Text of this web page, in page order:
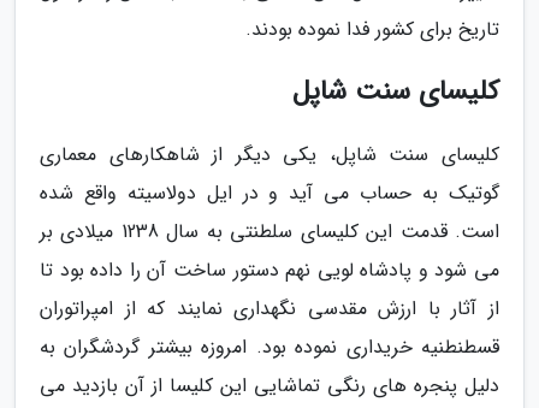
تاریخ برای کشور فدا نموده بودند.
کلیسای سنت شاپل
کلیسای سنت شاپل، یکی دیگر از شاهکارهای معماری
گوتیک به حساب می آید و در ایل دولاسیته واقع شده
است. قدمت این کلیسای سلطنتی به سال 1238 میلادی بر
می شود و پادشاه لویی نهم دستور ساخت آن را داده بود تا
از آثار با ارزش مقدسی نگهداری نمایند که از امپراتوران
قسطنطنیه خریداری نموده بود. امروزه بیشتر گردشگران به
دلیل پنجره های رنگی تماشایی این کلیسا از آن بازدید می